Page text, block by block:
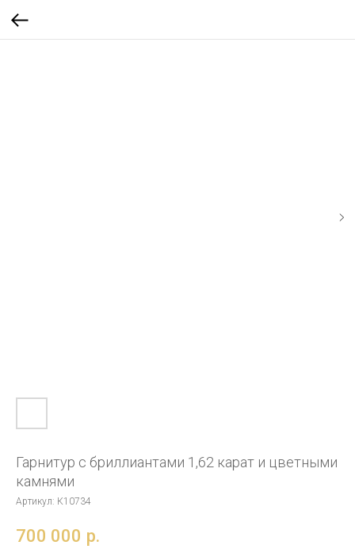
Гарнитур с бриллиантами 1,62 карат и цветными
камнями
Артикул: К10734
700 000 р.